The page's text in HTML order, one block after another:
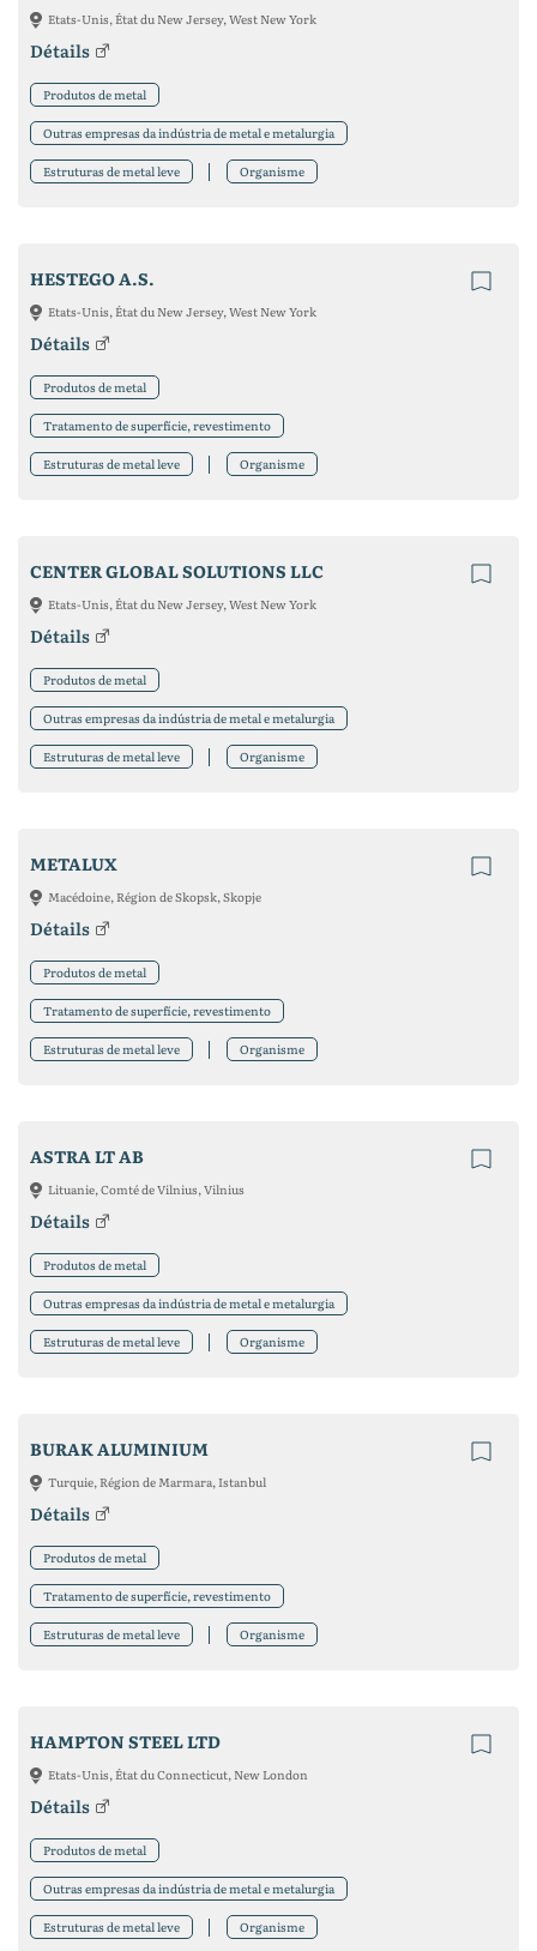
Etats-Unis, État du New Jersey, West New York
Détails
Produtos de metal
Outras empresas da indústria de metal e metalurgia
Estruturas de metal leve Organisme
HESTEGO A.S.
Etats-Unis, État du New Jersey, West New York
Détails
Produtos de metal
Tratamento de superfície, revestimento
Estruturas de metal leve Organisme
CENTER GLOBAL SOLUTIONS LLC
Etats-Unis, État du New Jersey, West New York
Détails
Produtos de metal
Outras empresas da indústria de metal e metalurgia
Estruturas de metal leve Organisme
METALUX
Macédoine, Région de Skopsk, Skopje
Détails
Produtos de metal
Tratamento de superfície, revestimento
Estruturas de metal leve Organisme
ASTRA LT AB
Lituanie, Comté de Vilnius, Vilnius
Détails
Produtos de metal
Outras empresas da indústria de metal e metalurgia
Estruturas de metal leve Organisme
BURAK ALUMINIUM
Turquie, Région de Marmara, Istanbul
Détails
Produtos de metal
Tratamento de superfície, revestimento
Estruturas de metal leve Organisme
HAMPTON STEEL LTD
Etats-Unis, État du Connecticut, New London
Détails
Produtos de metal
Outras empresas da indústria de metal e metalurgia
Estruturas de metal leve Organisme